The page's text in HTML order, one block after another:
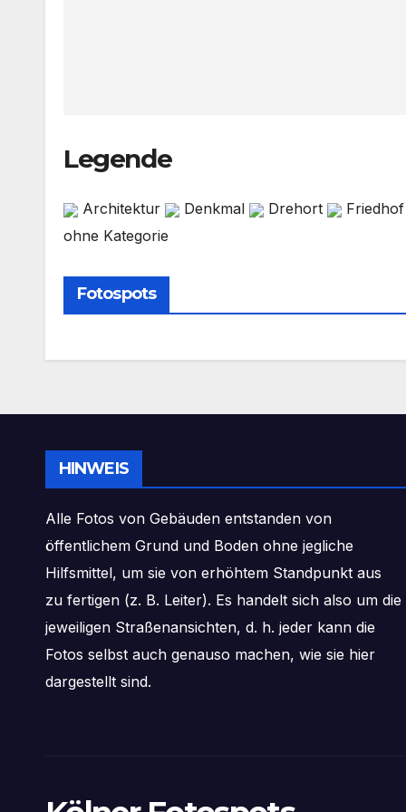
Legende
Architektur Denkmal Drehort
ohne Kategorie
Fotospots
HINWEIS
Alle Fotos von Gebäuden entstanden von
öffentlichem Grund und Boden ohne jegliche
Hilfsmittel, um sie von erhöhtem Standpunkt aus
zu fertigen (z. B. Leiter). Es handelt sich also um die
jeweiligen Straßenansichten, d. h. jeder kann die
Fotos selbst auch genauso machen, wie sie hier
dargestellt sind.